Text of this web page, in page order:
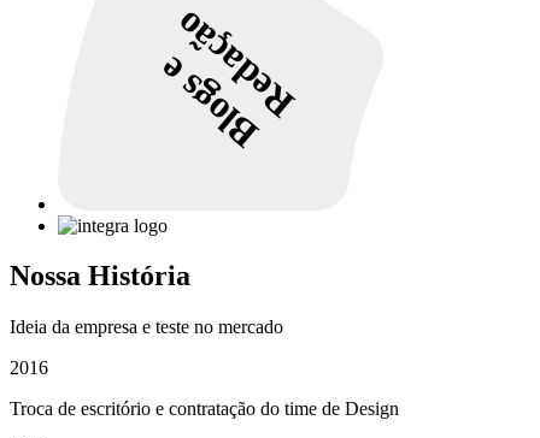
Blogs e
Redação
Nossa História
Ideia da empresa e teste no mercado
2016
Troca de escritório e contratação do time de Design